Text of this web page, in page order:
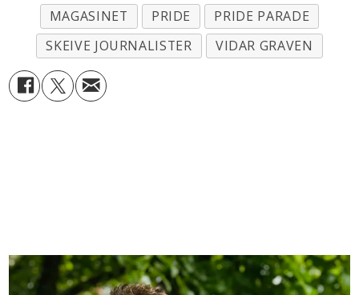
MAGASINET
PRIDE
PRIDE PARADE
SKEIVE JOURNALISTER
VIDAR GRAVEN